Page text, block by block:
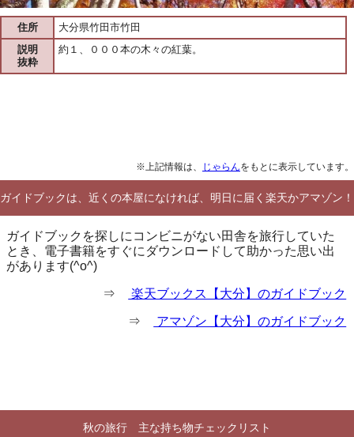
住所
大分県竹田市竹田
説明
抜粋
約１、０００本の木々の紅葉。
※上記情報は、 じゃらんをもとに表示しています。
ガイドブックは、近くの本屋になければ、明日に届く楽天かアマゾン！
ガイドブックを探しにコンビニがない田舎を旅行していた
とき、電子書籍をすぐにダウンロードして助かった思い出
があります(^o^)
⇒ 楽天ブックス【大分】のガイドブック
⇒ アマゾン【大分】のガイドブック
秋の旅行 主な持ち物チェックリスト